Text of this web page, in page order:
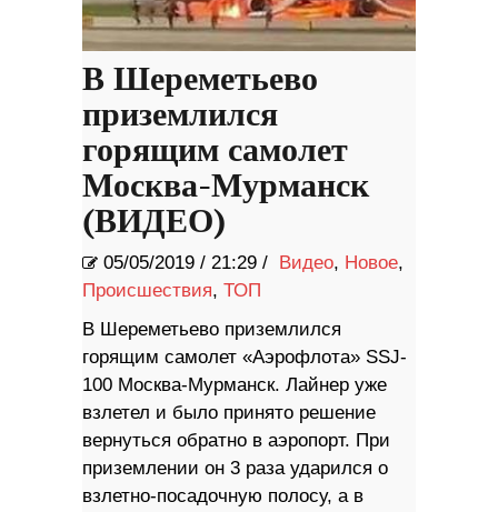
В Шереметьево
приземлился
горящим самолет
Москва-Мурманск
(ВИДЕО)
05/05/2019 / 21:29 / Видео, Новое,
Происшествия, ТОП
В Шереметьево приземлился
горящим самолет «Аэрофлота» SSJ-
100 Москва-Мурманск. Лайнер уже
взлетел и было принято решение
вернуться обратно в аэропорт. При
приземлении он 3 раза ударился о
взлетно-посадочную полосу, а в